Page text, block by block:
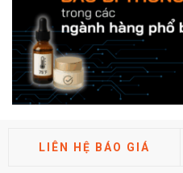
NGÀNH HÀNG PHỔ BIẾN
LIÊN HỆ BÁO GIÁ